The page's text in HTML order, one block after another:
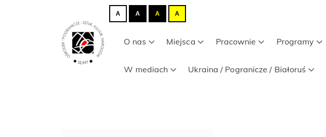
A A A A
O nas Miejsca Pracownie Programy
W mediach Ukraina / Pogranicze / Białoruś